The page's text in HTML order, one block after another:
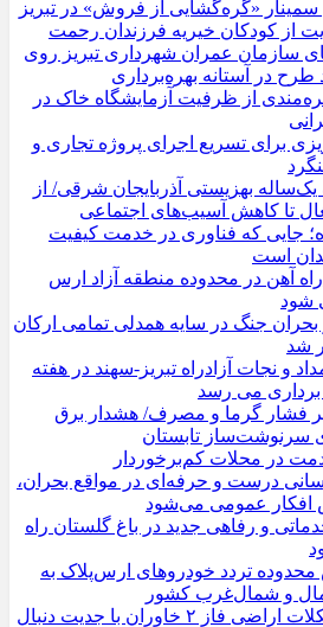
سمینار «گره‌گشایی از فروش» در تبریز
از کودکان خیریه فرزندان رحمت
سازمان عمران شهرداری تبریز روی
طرح در آستانه بهره‌برداری
از ظرفیت آزمایشگاه خاک در
برای تسریع اجرای پروژه تجاری و
یک‌ساله بهزیستی آذربایجان شرقی/ از
تا کاهش آسیب‌های اجتماعی
جایی که فناوری در خدمت کیفیت
است
آهن در محدوده منطقه آزاد ارس
شود
بحران جنگ در سایه همدلی تمامی ارکان
شد
و نجات آزادراه تبریز-سهند در هفته
‌برداری می‌ رسد
فشار گرما و مصرف/ هشدار برق
سرنوشت‌ساز تابستان
در محلات کم‌برخوردار
درست و حرفه‌ای در مواقع بحران،
عمومی می‌شود
و رفاهی جدید در باغ گلستان راه
محدوده تردد خودروهای ارس‌پلاک به
و شمال‌غرب کشور
رفع مشکلات اراضی فاز ۲ خاوران با جدیت دنبال